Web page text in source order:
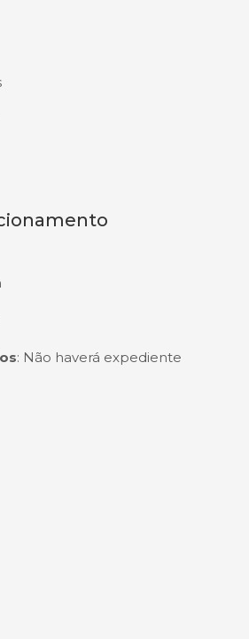
: Não haverá expediente